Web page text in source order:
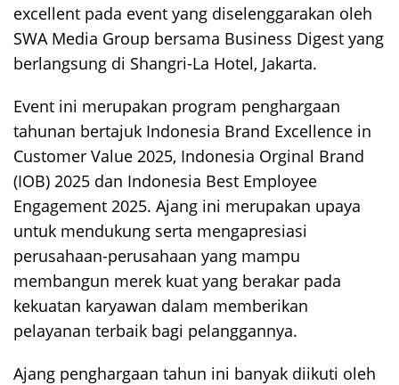
excellent pada event yang diselenggarakan oleh
SWA Media Group bersama Business Digest yang
berlangsung di Shangri-La Hotel, Jakarta.
Event ini merupakan program penghargaan
tahunan bertajuk Indonesia Brand Excellence in
Customer Value 2025, Indonesia Orginal Brand
(IOB) 2025 dan Indonesia Best Employee
Engagement 2025. Ajang ini merupakan upaya
untuk mendukung serta mengapresiasi
perusahaan-perusahaan yang mampu
membangun merek kuat yang berakar pada
kekuatan karyawan dalam memberikan
pelayanan terbaik bagi pelanggannya.
Ajang penghargaan tahun ini banyak diikuti oleh